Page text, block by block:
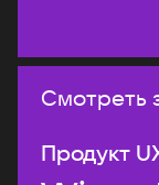
Смотреть
Продукт